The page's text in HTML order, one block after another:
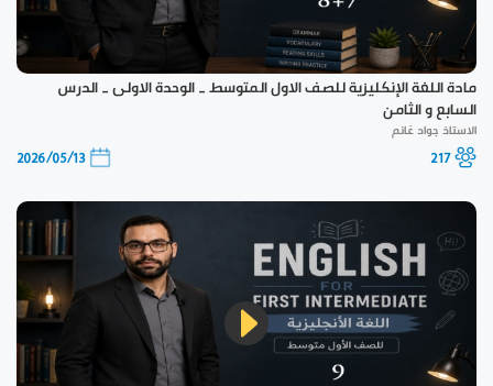
مادة اللغة الإنكليزية للصف الاول المتوسط _ الوحدة الاولى _ الدرس
السابع و الثامن
الاستاذ جواد غانم
217
2026/05/13